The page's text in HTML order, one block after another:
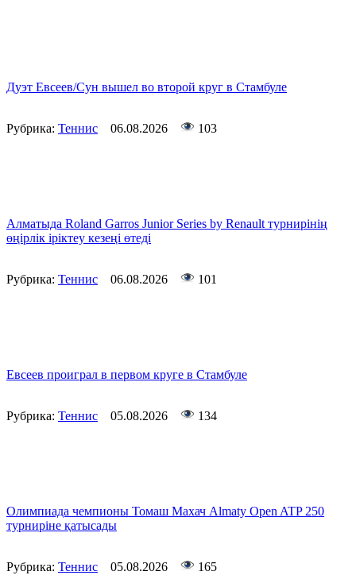
Дуэт Евсеев/Сун вышел во второй круг в Стамбуле
Рубрика: Теннис 06.08.2026 103
Алматыда Roland Garros Junior Series by Renault турнирінің
өңірлік іріктеу кезеңі өтеді
Рубрика: Теннис 06.08.2026 101
Евсеев проиграл в первом круге в Стамбуле
Рубрика: Теннис 05.08.2026 134
Олимпиада чемпионы Томаш Махач Almaty Open ATP 250
турниріне қатысады
Рубрика: Теннис 05.08.2026 165